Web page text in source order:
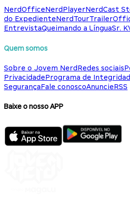
NerdOfficeNerdPlayerNerdCast
do ExpedienteNerdTour
EntrevistaQueimando a LínguaSr. K
Quem somos
Sobre o Jovem NerdRedes sociais
PrivacidadePrograma de
SegurançaFale conoscoAnuncieRSS
Baixe o nosso APP